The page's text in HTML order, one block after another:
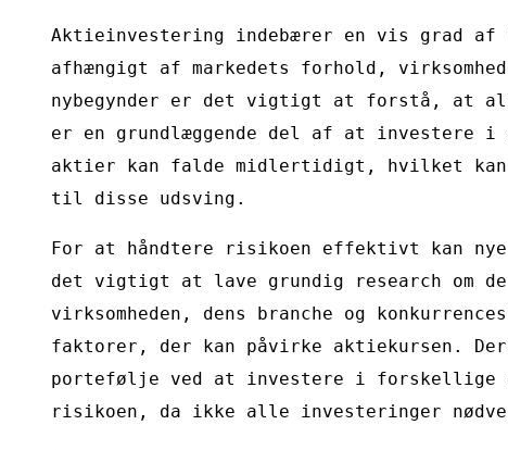
Aktieinvestering indebærer en vis grad
afhængigt af markedets forhold,
nybegynder er det vigtigt at forstå, at
er en grundlæggende del af at
aktier kan falde midlertidigt, hvilket
til disse udsving.
For at håndtere risikoen effektivt kan
det vigtigt at lave grundig research om
virksomheden, dens branche og
faktorer, der kan påvirke aktiekursen.
portefølje ved at investere i forskellige
risikoen, da ikke alle investeringer